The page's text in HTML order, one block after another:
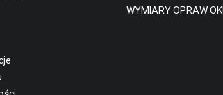
WYMIARY OPRAW